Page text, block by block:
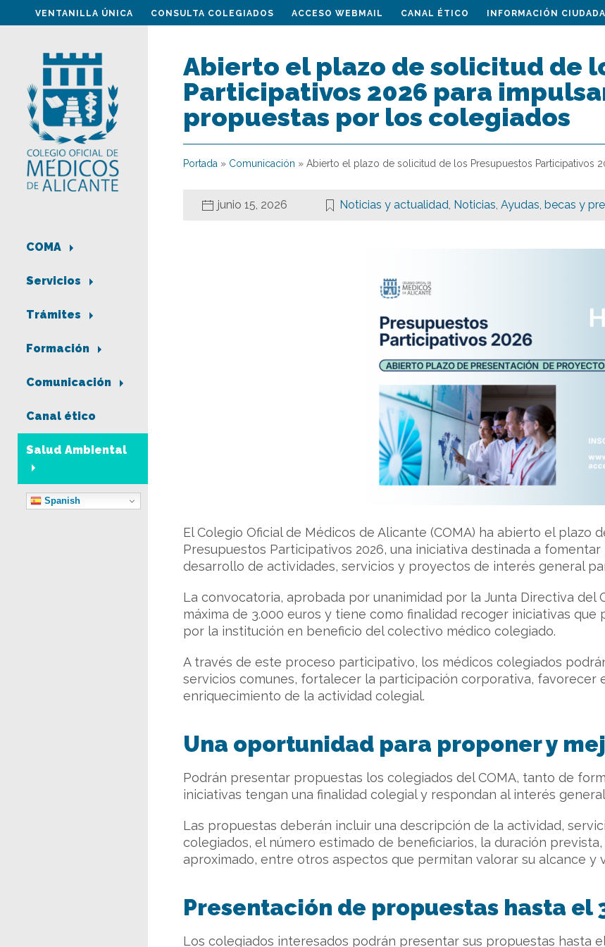
VENTANILLA ÚNICA CONSULTA COLEGIADOS ACCESO WEBMAIL CANAL ÉTICO INFORMACIÓN
COMA
Servicios
Trámites
Formación
Comunicación
Canal ético
Salud Ambiental
Spanish
Abierto el plazo de solicitud de
Participativos 2026 para
propuestas por los colegiados
Portada » Comunicación » Abierto el plazo de solicitud de los Presupuestos Participativos
junio 15, 2026 Noticias y actualidad, Noticias, Ayudas, becas y
El Colegio Oficial de Médicos de Alicante (COMA) ha abierto el
Presupuestos Participativos 2026, una iniciativa destinada a
desarrollo de actividades, servicios y proyectos de interés general
La convocatoria, aprobada por unanimidad por la Junta Directiva del
máxima de 3.000 euros y tiene como finalidad recoger iniciativas que
por la institución en beneficio del colectivo médico colegiado.
A través de este proceso participativo, los médicos colegiados
servicios comunes, fortalecer la participación corporativa, favorecer
enriquecimiento de la actividad colegial.
Una oportunidad para proponer y
Podrán presentar propuestas los colegiados del COMA, tanto de
iniciativas tengan una finalidad colegial y respondan al interés
Las propuestas deberán incluir una descripción de la actividad,
colegiados, el número estimado de beneficiarios, la duración
aproximado, entre otros aspectos que permitan valorar su alcance y
Presentación de propuestas hasta el
Los colegiados interesados podrán presentar sus propuestas hasta